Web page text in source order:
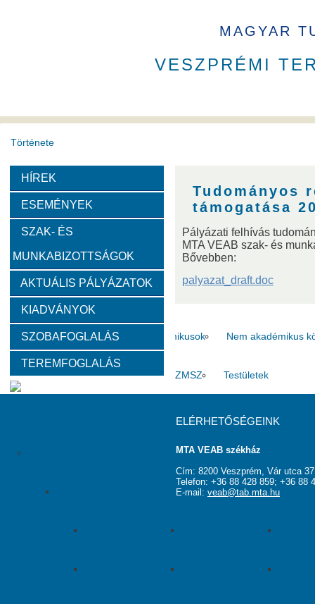
MAGYAR
VESZPRÉMI
Története
A VEAB története
Díjak
Emlékérem Év Kutatója VEAB Kiemelkedő Ifjú
Szervezeti felépítése
Választott vezetők Akadémikusok Nem akadémikus
Tanácskozási jogú tagok SZMSZ Testületek
MTA VEAB Év Kutatója Díj
HÍREK
ESEMÉNYEK
SZAK- ÉS
MUNKABIZOTTSÁGOK
AKTUÁLIS PÁLYÁZATOK
KIADVÁNYOK
SZOBAFOGLALÁS
TEREMFOGLALÁS
Tudományos
támogatása
Pályázati felhívás
MTA VEAB szak- és
Bővebben:
palyazat_draft.doc
ELÉRHETŐSÉGEINK
MTA VEAB székház
Cím: 8200 Veszprém, Vár utca
Telefon: +36 88 428 859; +36 88
E-mail: veab@tab.mta.hu